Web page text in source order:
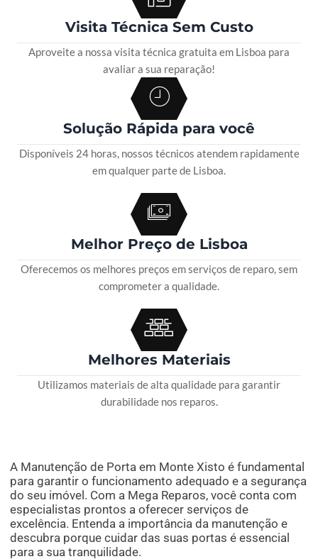
Visita Técnica Sem Custo
Aproveite a nossa visita técnica gratuita em Lisboa para
avaliar a sua reparação!
Solução Rápida para você
Disponíveis 24 horas, nossos técnicos atendem rapidamente
em qualquer parte de Lisboa.
Melhor Preço de Lisboa
Oferecemos os melhores preços em serviços de reparo, sem
comprometer a qualidade.
Melhores Materiais
Utilizamos materiais de alta qualidade para garantir
durabilidade nos reparos.
A Manutenção de Porta em Monte Xisto é fundamental
para garantir o funcionamento adequado e a segurança
do seu imóvel. Com a Mega Reparos, você conta com
especialistas prontos a oferecer serviços de
excelência. Entenda a importância da manutenção e
descubra porque cuidar das suas portas é essencial
para a sua tranquilidade.